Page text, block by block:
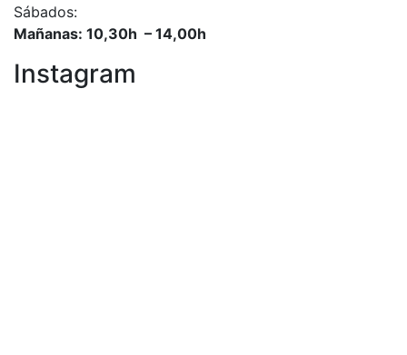
Sábados:
Mañanas: 10,30h – 14,00h
Instagram